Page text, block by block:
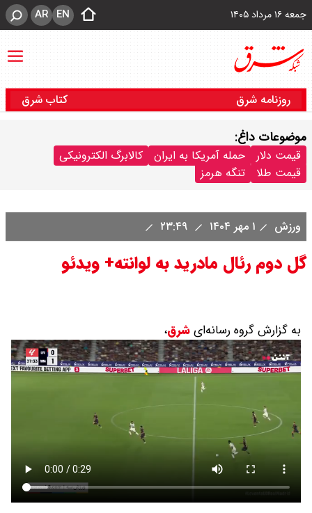
جمعه ۱۶ مرداد ۱۴۰۵ EN
AR
روزنامه شرق کتاب شرق
موضوعات داغ:
قیمت دلار حمله آمریکا به ایران
کالابرگ الکترونیکی
قیمت طلا
تنگه هرمز
ورزش ۱ مهر ۱۴۰۴
گل دوم رئال مادرید به لوانته+ ویدئو
به گزارش گروه رسانه‌ایشرق،